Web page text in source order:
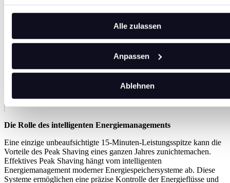
Alle zulassen
Anpassen
Ablehnen
Die Rolle des intelligenten Energiemanagements
Eine einzige unbeaufsichtigte 15-Minuten-Leistungsspitze kann die
Vorteile des Peak Shaving eines ganzen Jahres zunichtemachen.
Effektives Peak Shaving hängt vom intelligenten
Energiemanagement moderner Energiespeichersysteme ab. Diese
Systeme ermöglichen eine präzise Kontrolle der Energieflüsse und